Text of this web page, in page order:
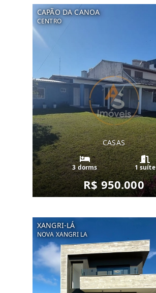
CAPÃO DA CANOA
CENTRO
CASAS
3 dorms 1 suíte
R$ 950.000
XANGRI-LÁ
NOVA XANGRI LA